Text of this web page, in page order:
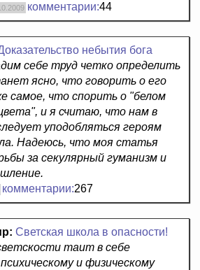
комментарии:44
небытия бога
себе труд четко определить
ясно, что говорить о его
самое, что спорить о "белом
и я считаю, что нам в
уподобляться героям
Надеюсь, что моя статья
за секулярный гуманизм и
комментарии:267
Светская школа в опасности!
таит в себе
и физическому